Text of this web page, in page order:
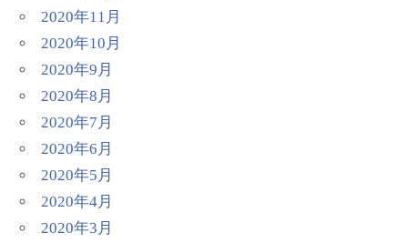
2020年11月
2020年10月
2020年9月
2020年8月
2020年7月
2020年6月
2020年5月
2020年4月
2020年3月